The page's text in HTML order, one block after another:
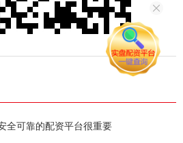
全可靠的配资平台很重要